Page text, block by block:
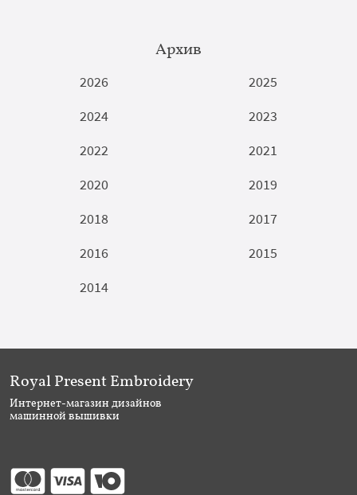
Архив
2026
2025
2024
2023
2022
2021
2020
2019
2018
2017
2016
2015
2014
Royal Present Embroidery
Интернет-магазин дизайнов
машинной вышивки